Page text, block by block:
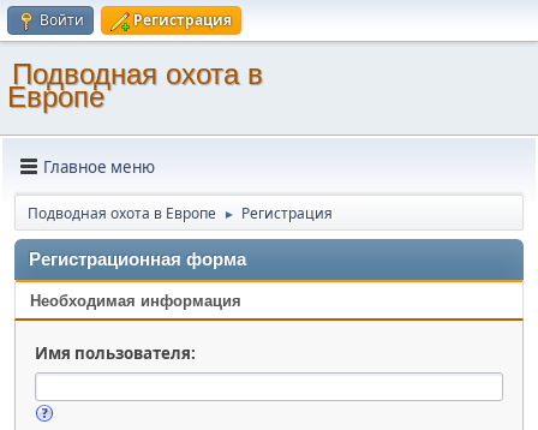
Войти Регистрация
Подводная охота в
Европе
Главное меню
Подводная охота в Европе ► Регистрация
Регистрационная форма
Необходимая информация
Имя пользователя: